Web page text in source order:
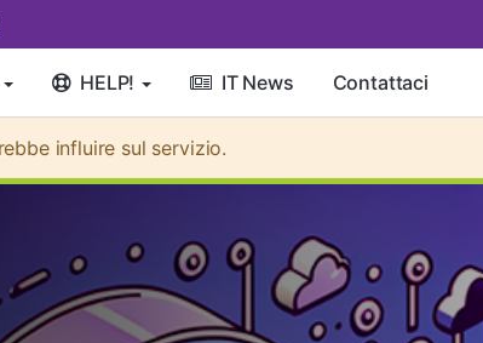
HELP! IT News Contattaci
influire sul servizio.